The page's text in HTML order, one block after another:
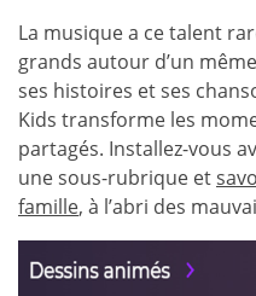
La musique a ce talent
grands autour d’un
ses histoires et ses
Kids transforme les
partagés. Installez-vous
une sous-rubrique et
famille, à l’abri des